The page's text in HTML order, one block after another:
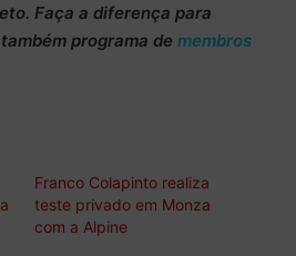
Faça a diferença para
programa de membros
Franco Colapinto realiza
teste privado em Monza
com a Alpine